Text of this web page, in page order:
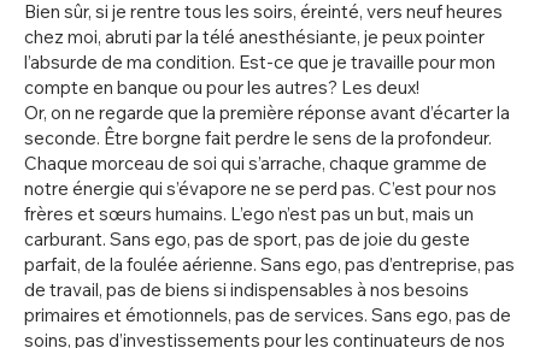
Bien sûr, si je rentre tous les soirs, éreinté, vers neuf heures
chez moi, abruti par la télé anesthésiante, je peux pointer
l’absurde de ma condition. Est-ce que je travaille pour mon
compte en banque ou pour les autres? Les deux!
Or, on ne regarde que la première réponse avant d’écarter la
seconde. Être borgne fait perdre le sens de la profondeur.
Chaque morceau de soi qui s’arrache, chaque gramme de
notre énergie qui s’évapore ne se perd pas. C’est pour nos
frères et sœurs humains. L’ego n’est pas un but, mais un
carburant. Sans ego, pas de sport, pas de joie du geste
parfait, de la foulée aérienne. Sans ego, pas d’entreprise, pas
de travail, pas de biens si indispensables à nos besoins
primaires et émotionnels, pas de services. Sans ego, pas de
soins, pas d’investissements pour les continuateurs de nos